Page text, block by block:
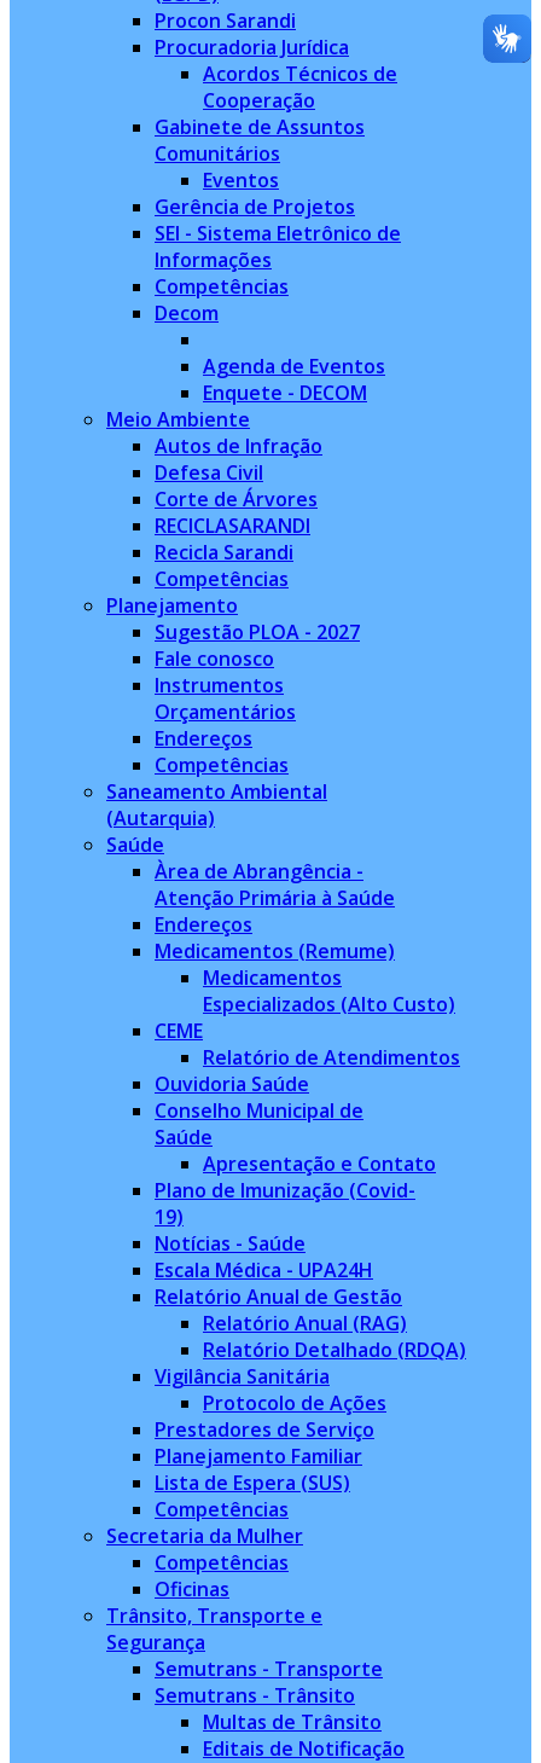
Procon Sarandi
Procuradoria Jurídica
Acordos Técnicos de
Cooperação
Gabinete de Assuntos
Comunitários
Eventos
Gerência de Projetos
SEI - Sistema Eletrônico de
Informações
Competências
Decom
Agenda de Eventos
Enquete - DECOM
Meio Ambiente
Autos de Infração
Defesa Civil
Corte de Árvores
RECICLASARANDI
Recicla Sarandi
Competências
Planejamento
Sugestão PLOA - 2027
Fale conosco
Instrumentos
Orçamentários
Endereços
Competências
Saneamento Ambiental
(Autarquia)
Saúde
Àrea de Abrangência -
Atenção Primária à Saúde
Endereços
Medicamentos (Remume)
Medicamentos
Especializados (Alto Custo)
CEME
Relatório de Atendimentos
Ouvidoria Saúde
Conselho Municipal de
Saúde
Apresentação e Contato
Plano de Imunização (Covid-
19)
Notícias - Saúde
Escala Médica - UPA24H
Relatório Anual de Gestão
Relatório Anual (RAG)
Relatório Detalhado (RDQA)
Vigilância Sanitária
Protocolo de Ações
Prestadores de Serviço
Planejamento Familiar
Lista de Espera (SUS)
Competências
Secretaria da Mulher
Competências
Oficinas
Trânsito, Transporte e
Segurança
Semutrans - Transporte
Semutrans - Trânsito
Multas de Trânsito
Editais de Notificação